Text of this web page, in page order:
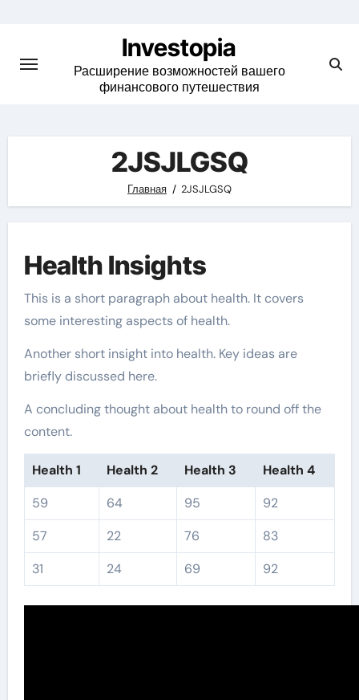
content
Investopia
Расширение возможностей вашего
финансового путешествия
2JSJLGSQ
Главная 2JSJLGSQ
Health Insights
This is a short paragraph about health. It covers
some interesting aspects of health.
Another short insight into health. Key ideas are
briefly discussed here.
A concluding thought about health to round off the
content.
Health 1 Health 2 Health 3
Health 4
59
64 95
92
57
22 76
83
31
24 69 92